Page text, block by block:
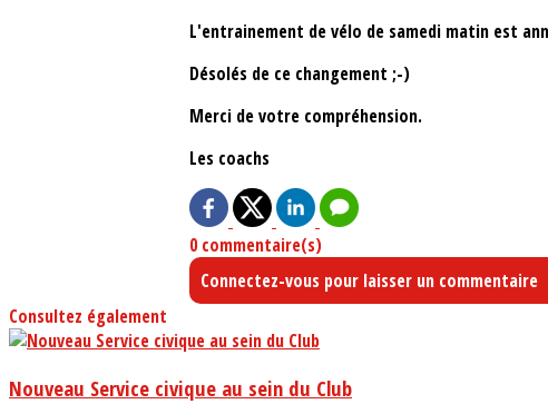
L'entrainement de vélo de samedi matin est
Désolés de ce changement ;-)
Merci de votre compréhension.
Les coachs
0 commentaire(s)
Connectez-vous pour laisser un commentaire
Consultez également
Nouveau Service civique au sein du Club